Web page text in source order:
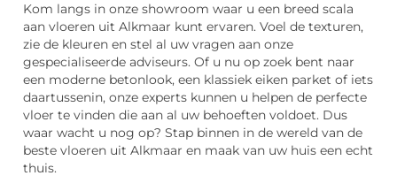
Kom langs in onze showroom waar u een breed scala
aan vloeren uit Alkmaar kunt ervaren. Voel de texturen,
zie de kleuren en stel al uw vragen aan onze
gespecialiseerde adviseurs. Of u nu op zoek bent naar
een moderne betonlook, een klassiek eiken parket of iets
daartussenin, onze experts kunnen u helpen de perfecte
vloer te vinden die aan al uw behoeften voldoet. Dus
waar wacht u nog op? Stap binnen in de wereld van de
beste vloeren uit Alkmaar en maak van uw huis een echt
thuis.